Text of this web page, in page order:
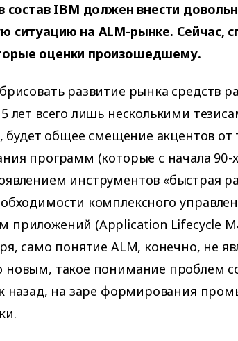
состав IBM должен внести
ситуацию на ALM-рынке. Сейчас,
оценки произошедшему.
развитие рынка средств
лет всего лишь несколькими
будет общее смещение акцентов от
программ (которые с начала 90-
инструментов «быстрая
комплексного
приложений (Application Lifecycle
само понятие ALM, конечно, не
новым, такое понимание проблем
назад, на заре формирования